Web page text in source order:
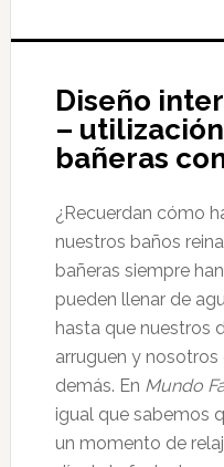
Diseño
–
bañeras
¿Recuerdan cómo
nuestros baños
bañeras siempre
pueden llenar de
hasta que nuestros
arruguen y
demás. En Mundo
igual que sabemos
un momento de